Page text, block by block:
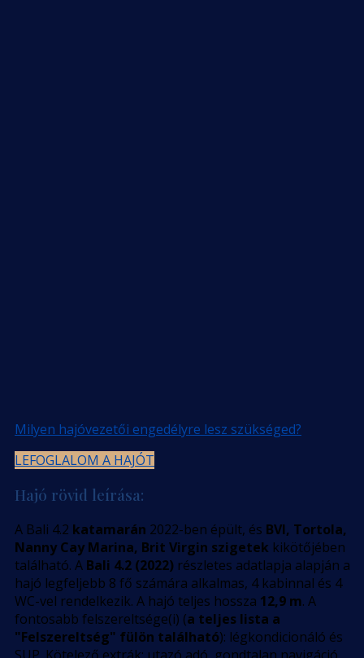
Milyen hajóvezetői engedélyre lesz szükséged?
LEFOGLALOM A HAJÓT
Hajó rövid leírása:
A Bali 4.2 katamarán 2022-ben épült, és BVI, Tortola,
Nanny Cay Marina, Brit Virgin szigetek kikötőjében
található. A Bali 4.2 (2022) részletes adatlapja alapján a
hajó legfeljebb 8 fő számára alkalmas, 4 kabinnal és 4
WC-vel rendelkezik. A hajó teljes hossza 12,9 m. A
fontosabb felszereltsége(i) (a teljes lista a
"Felszereltség" fülön található): légkondicionáló és